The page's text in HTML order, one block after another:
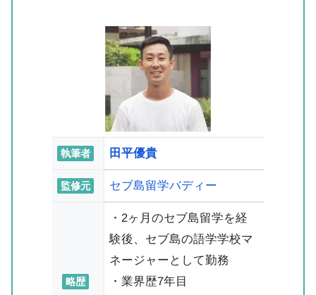
執筆者 田平優貴
監修元 セブ島留学バディー
略歴
・2ヶ月のセブ島留学を経
験後、セブ島の語学学校マ
ネージャーとして勤務
・業界歴7年目